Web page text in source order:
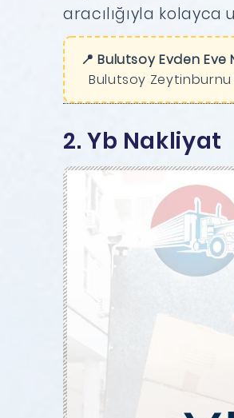
aracılığıyla kolayca
📍 Bulutsoy Evden Eve
Bulutsoy
2. Yb Nakliyat